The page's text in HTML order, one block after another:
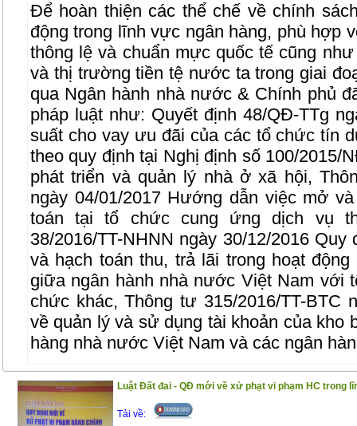
Để hoàn thiện các thể chế về chính
động trong lĩnh vực ngân hàng, phù hợp
thông lệ và chuẩn mực quốc tế cũng
và thị trường tiền tệ nước ta trong giai
qua Ngân hành nhà nước & Chính phủ
pháp luật như: Quyết định 48/QĐ-TTg
suất cho vay ưu đãi của các tổ chức tín
theo quy định tại Nghị định số 100/2015/
phát triển và quản lý nhà ở xã hội,
ngày 04/01/2017 Hướng dẫn việc mở
toán tại tổ chức cung ứng dịch vụ
38/2016/TT-NHNN ngày 30/12/2016
và hạch toán thu, trả lãi trong hoạt
giữa ngân hành nhà nước Việt Nam với
chức khác, Thông tư 315/2016/TT-BTC
về quản lý và sử dụng tài khoản của kho
hàng nhà nước Việt Nam và các ngân
Nội dung của cuốn sách bao gồm những
Phần I ; Luật ngân hàng, Luật các tổ
Luật Đất đai - QĐ mới về xử phạt vi phạm HC trong
Tải về: